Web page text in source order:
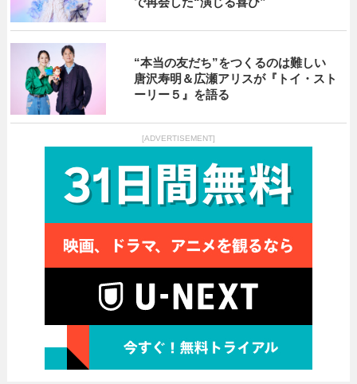
“本当の友だち”をつくるのは難しい
唐沢寿明＆広瀬アリスが『トイ・スト
ーリー５』を語る
[ADVERTISEMENT]